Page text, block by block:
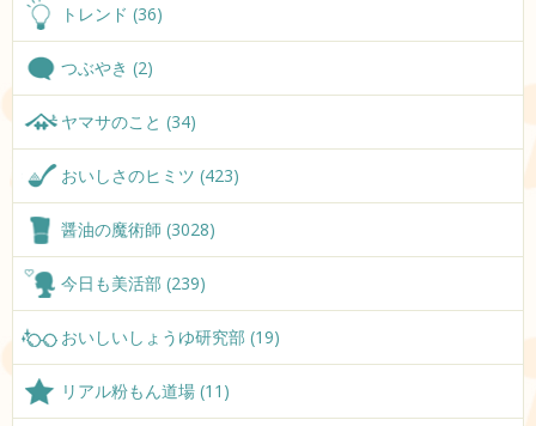
トレンド (36)
つぶやき (2)
ヤマサのこと (34)
おいしさのヒミツ (423)
醤油の魔術師 (3028)
今日も美活部 (239)
おいしいしょうゆ研究部 (19)
リアル粉もん道場 (11)